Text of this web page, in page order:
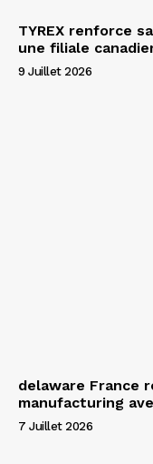
TYREX renforce
une filiale
9 Juillet 2026
delaware France
manufacturing
7 Juillet 2026